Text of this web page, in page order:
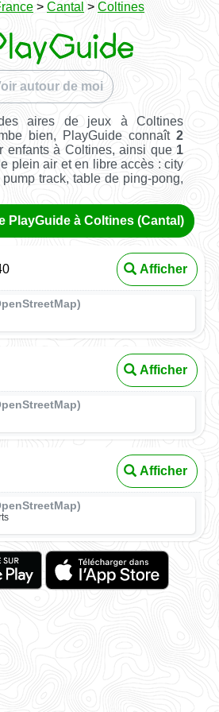
> Cantal > Coltines
autour de moi
aires de jeux à Coltines
bien, PlayGuide connaît2
enfants à Coltines, ainsi que 1
plein air et en libre accès : city
track, table de ping-pong,
PlayGuide à Coltines (Cantal)
Afficher
Afficher
Afficher